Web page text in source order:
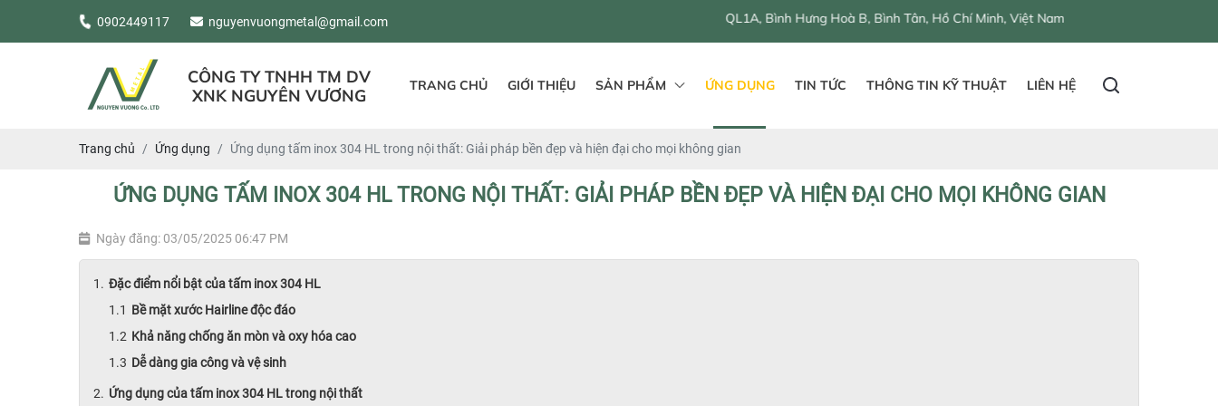
0902449117 nguyenvuongmetal@gmail.com 546 - 548 QL1A, Bình Hưng Hoà B, Bình Tân, Hồ Chí Minh, Việt Nam
CÔNG TY TNHH TM DV
XNK NGUYÊN VƯƠNG
TRANG CHỦ GIỚI THIỆU SẢN PHẨM ỨNG DỤNG TIN TỨC THÔNG TIN KỸ THUẬT LIÊN HỆ
Trang chủ Ứng dụng Ứng dụng tấm inox 304 HL trong nội thất: Giải pháp bền đẹp và hiện đại cho mọi không gian
ỨNG DỤNG TẤM INOX 304 HL TRONG NỘI THẤT: GIẢI PHÁP BỀN ĐẸP VÀ HIỆN ĐẠI CHO MỌI KHÔNG GIAN
Ngày đăng: 03/05/2025 06:47 PM
Đặc điểm nổi bật của tấm inox 304 HL
Bề mặt xước Hairline độc đáo
Khả năng chống ăn mòn và oxy hóa cao
Dễ dàng gia công và vệ sinh
Ứng dụng của tấm inox 304 HL trong nội thất